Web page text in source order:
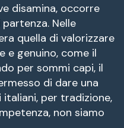
disamina, occorre
Nelle
quella di valorizzare
e genuino, come il
per sommi capi, il
di dare una
italiani, per tradizione,
non siamo